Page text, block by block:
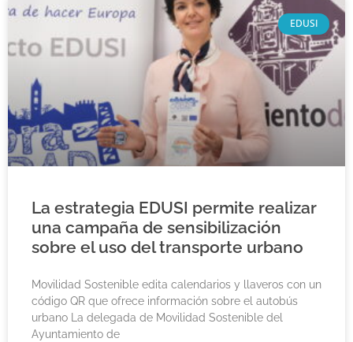
EDUSI
La estrategia EDUSI permite realizar
una campaña de sensibilización
sobre el uso del transporte urbano
Movilidad Sostenible edita calendarios y llaveros con un
código QR que ofrece información sobre el autobús
urbano La delegada de Movilidad Sostenible del
Ayuntamiento de